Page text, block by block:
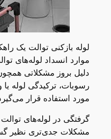
لوله بازکنی توالت یک
موارد انسداد لوله‌های
دلیل بروز مشکلاتی
رسوبات، ترکیدگی لوله
مورد استفاده قرار
گرفتگی در لوله‌های
مشکلات جدی‌تری نظیر